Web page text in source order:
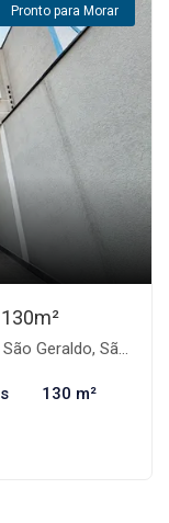
Pronto para Morar
São Paulo-SP
130 m²